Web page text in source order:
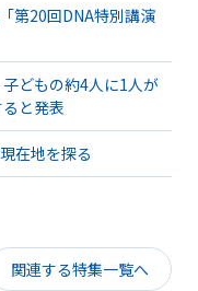
第20回DNA特別講演
どもの約4人に1人が
と発表
在地を探る
関連する特集一覧へ